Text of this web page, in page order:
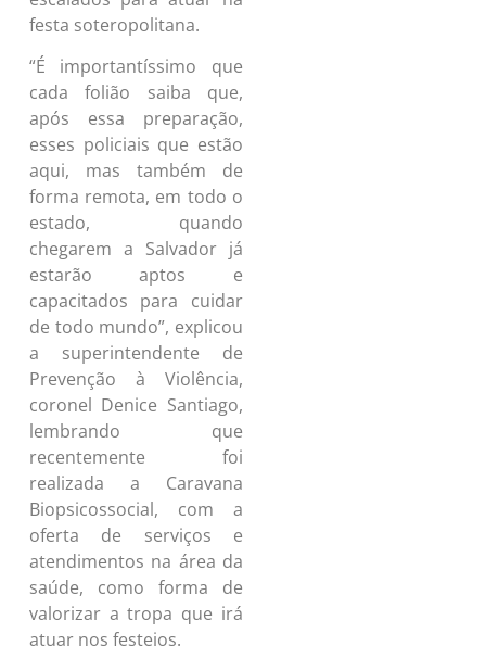
festa soteropolitana.
“É importantíssimo que
cada folião saiba que,
após essa preparação,
esses policiais que estão
aqui, mas também de
forma remota, em todo o
estado, quando
chegarem a Salvador já
estarão aptos e
capacitados para cuidar
de todo mundo”, explicou
a superintendente de
Prevenção à Violência,
coronel Denice Santiago,
lembrando que
recentemente foi
realizada a Caravana
Biopsicossocial, com a
oferta de serviços e
atendimentos na área da
saúde, como forma de
valorizar a tropa que irá
atuar nos festejos.